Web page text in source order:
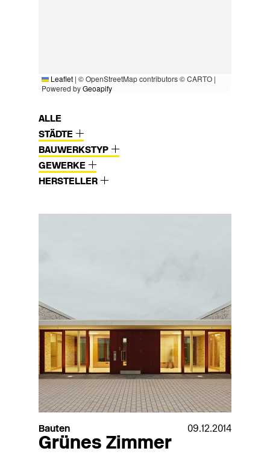
Leaflet | © OpenStreetMap contributors © CARTO |
Powered byGeoapify
ALLE
STÄDTE
BAUWERKSTYP
GEWERKE
HERSTELLER
Bauten 09.12.2014
Grünes Zimmer